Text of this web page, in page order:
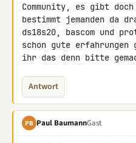
Community, es gibt doch
bestimmt jemanden da
ds18s20, bascom und
schon gute erfahrungen
ihr das denn bitte
Antwort
PB Paul BaumannGast